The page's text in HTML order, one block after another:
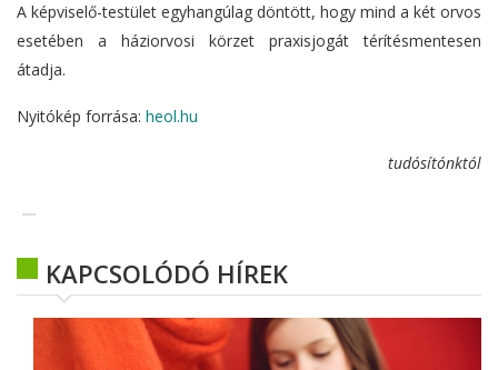
A képviselő-testület egyhangúlag döntött, hogy mind a két orvos
esetében a háziorvosi körzet praxisjogát térítésmentesen
átadja.
Nyitókép forrása: heol.hu
tudósítónktól
KAPCSOLÓDÓ HÍREK